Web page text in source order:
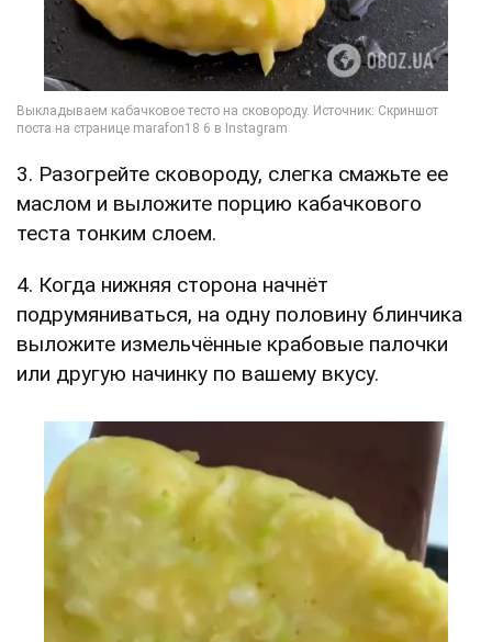
3. Разогрейте сковороду, слегка смажьте ее
маслом и выложите порцию кабачкового
теста тонким слоем.
4. Когда нижняя сторона начнёт
подрумяниваться, на одну половину блинчика
выложите измельчённые крабовые палочки
или другую начинку по вашему вкусу.